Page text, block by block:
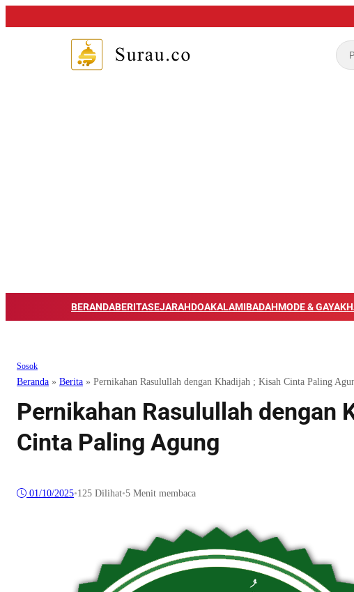
BERANDABERITASEJARAHDOAKALAMIBADAHMODE & GAYA
Sosok
Beranda » Berita » Pernikahan Rasulullah dengan Khadijah ; Kisah Cinta Paling
Pernikahan Rasulullah dengan
Cinta Paling Agung
01/10/2025•125 Dilihat•5 Menit membaca